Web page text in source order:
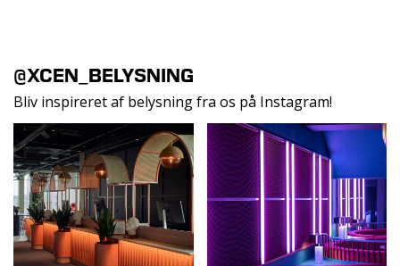
@XCEN_BELYSNING
Bliv inspireret af belysning fra os på Instagram!